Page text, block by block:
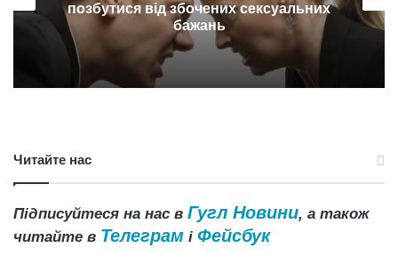
позбутися від збочених сексуальних
бажань
Читайте нас
Підписуйтеся на нас в Гугл Новини, а також
читайте в Телеграм і Фейсбук